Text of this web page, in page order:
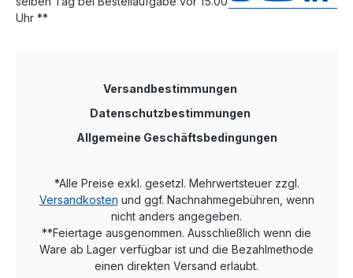
Uhr **
Versandbestimmungen
Datenschutzbestimmungen
Allgemeine Geschäftsbedingungen
*Alle Preise exkl. gesetzl. Mehrwertsteuer zzgl.
Versandkosten und ggf. Nachnahmegebühren, wenn
nicht anders angegeben.
**Feiertage ausgenommen. Ausschließlich wenn die
Ware ab Lager verfügbar ist und die Bezahlmethode
einen direkten Versand erlaubt.